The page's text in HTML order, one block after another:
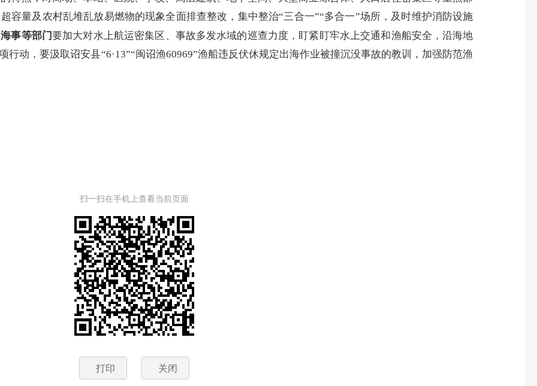
容量及农村乱堆乱放易燃物的现象全面排查整改，集中整治“三合一”“多合一”场所，及时维护消防设施
事等部门要加大对水上航运密集区、事故多发水域的巡查力度， 盯紧盯牢水上交通和渔船安全 ，沿海地
行动，要汲取诏安县“6·13”“闽诏渔60969”渔船违反伏休规定出海作业被撞沉没事故的教训，加强 防范渔
扫一扫在手机上查看当前页面
打印 关闭